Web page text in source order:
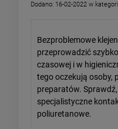
Dodano: 16-02-2022 w
Bezproblemowe
przeprowadzić
czasowej i w
tego oczekują osoby,
preparatów. Sprawdź,
specjalistyczne
poliuretanowe.